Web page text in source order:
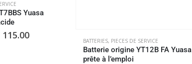
Yuasa
115.00 BATTERIES, PIECES DE SERVICE
Batterie origine YT12B FA Yuasa
prête à l’emploi